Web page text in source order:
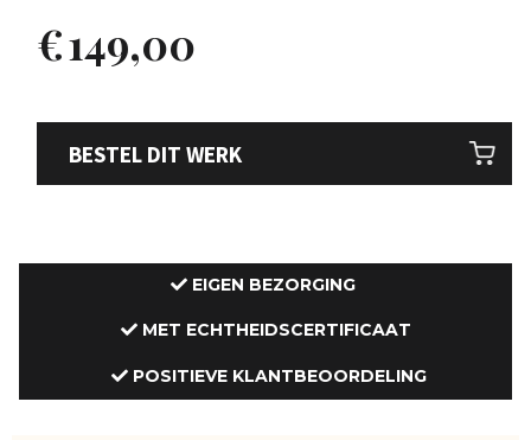
€149,00
BESTEL DIT WERK
EIGEN BEZORGING
MET ECHTHEIDSCERTIFICAAT
POSITIEVE KLANTBEOORDELING